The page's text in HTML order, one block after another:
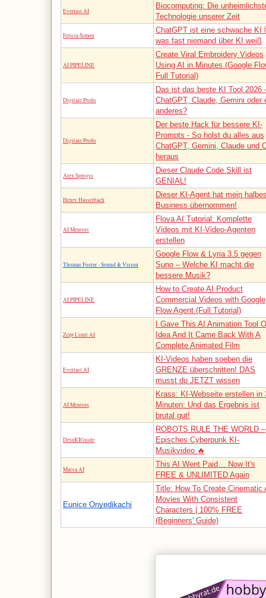
Everlast AI
Biocomputing: Die
Technologie unserer Zeit
Felicia Simon
ChatGPT ist eine schwache KI
was fast niemand über KI weiß
AI PIPELINE
Create Viral Embroidery Videos
Using AI in Minutes (Google
Full Tutorial)
Digitale Profis
Das ist das beste KI Tool 2026 -
ChatGPT, Claude, Gemini oder
anderes?
Digitale Profis
Der beste Hack für bessere KI-
Prompts - So holst du alles aus
ChatGPT, Gemini, Claude und
heraus
Alex Sprogis
Dieser Claude Code Skill ist
GENIAL!
Henry Hasselbach
Dieser KI-Agent hat mein
Business übernommen!
AI Mentors
Flova AI Tutorial: Komplette
Videos mit KI-Video-Agenten
erstellen
Thomas Foster - Sound & Vision
Google Flow & Lyria 3.5 gegen
Suno – Welche KI macht die
bessere Musik?
AI PIPELINE
How to Create AI Product
Commercial Videos with Google
Flow Agent (Full Tutorial)
Zerø Limit AI
I Gave This AI Animation Tool
Idea And It Came Back With A
Complete Animated Film
Everlast AI
KI-Videos haben soeben die
GRENZE überschritten! DAS
musst du JETZT wissen
AI Mentors
Krass: KI-Webseite erstellen in
Minuten: Und das Ergebnis ist
brutal gut!
DeinKIGuide
ROBOTS RULE THE WORLD –
Episches Cyberpunk KI-
Musikvideo 🔥
Malva AI
This AI Went Paid… Now It's
FREE & UNLIMITED Again
Eunice Onyedikachi
Title: How To Create Cinematic
Movies With Consistent
Characters | 100% FREE
(Beginners' Guide)